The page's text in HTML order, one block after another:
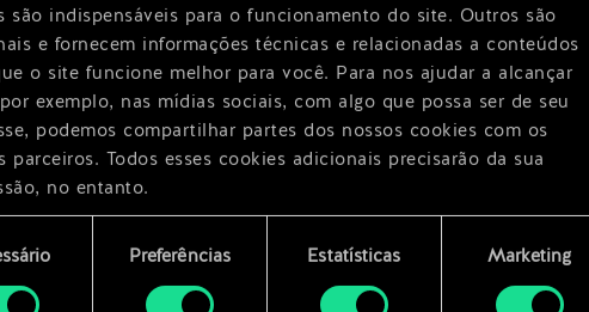
são indispensáveis para o funcionamento do site. Outros são
e fornecem informações técnicas e relacionadas a conteúdos
o site funcione melhor para você. Para nos ajudar a alcançar
exemplo, nas mídias sociais, com algo que possa ser de seu
podemos compartilhar partes dos nossos cookies com os
parceiros. Todos esses cookies adicionais precisarão da sua
no entanto.
encontrará todos os detalhes sobre o uso de cookies e poderá
Preferências Estatísticas Marketing